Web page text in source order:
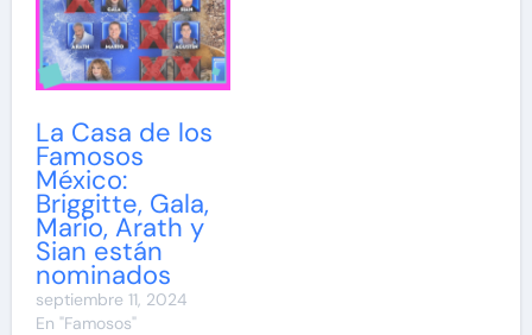
La Casa de los
Famosos
México:
Briggitte, Gala,
Mario, Arath y
Sian están
nominados
septiembre 11, 2024
En "Famosos"